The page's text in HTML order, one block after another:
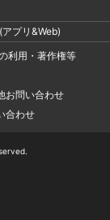
プリ&Web)
利用・著作権等
お問い合わせ
合わせ